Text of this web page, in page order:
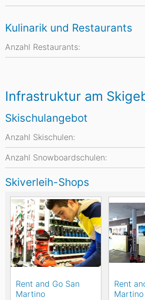
Kulinarik und Restaurants
Anzahl Restaurants:
Infrastruktur am
Skischulangebot
Anzahl Skischulen:
Anzahl Snowboardschulen:
Skiverleih-Shops
Rent and Go San
Martino
Rent
Martino